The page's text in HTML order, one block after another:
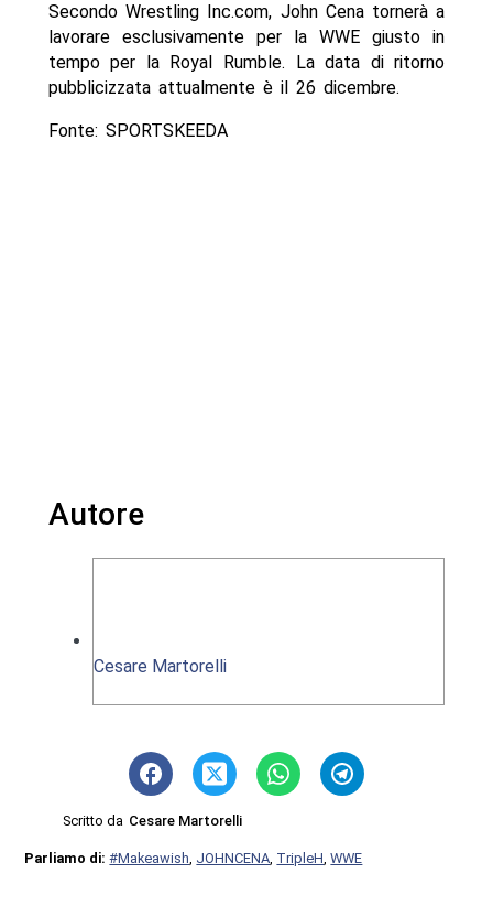
Secondo Wrestling Inc.com, John Cena tornerà a
lavorare esclusivamente per la WWE giusto in
tempo per la Royal Rumble. La data di ritorno
pubblicizzata attualmente è il 26 dicembre.
Fonte: SPORTSKEEDA
Autore
Cesare Martorelli
Scritto da Cesare Martorelli
Parliamo di:#Makeawish JOHNCENA TripleH ,WWE